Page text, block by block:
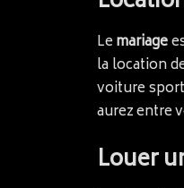
Lemariage
la location
voiture
aurez entre
Louer